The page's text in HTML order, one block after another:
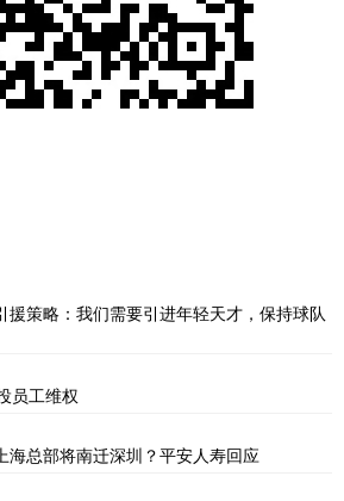
援策略：我们需要引进年轻天才，保持球队
员工维权
海总部将南迁深圳？平安人寿回应